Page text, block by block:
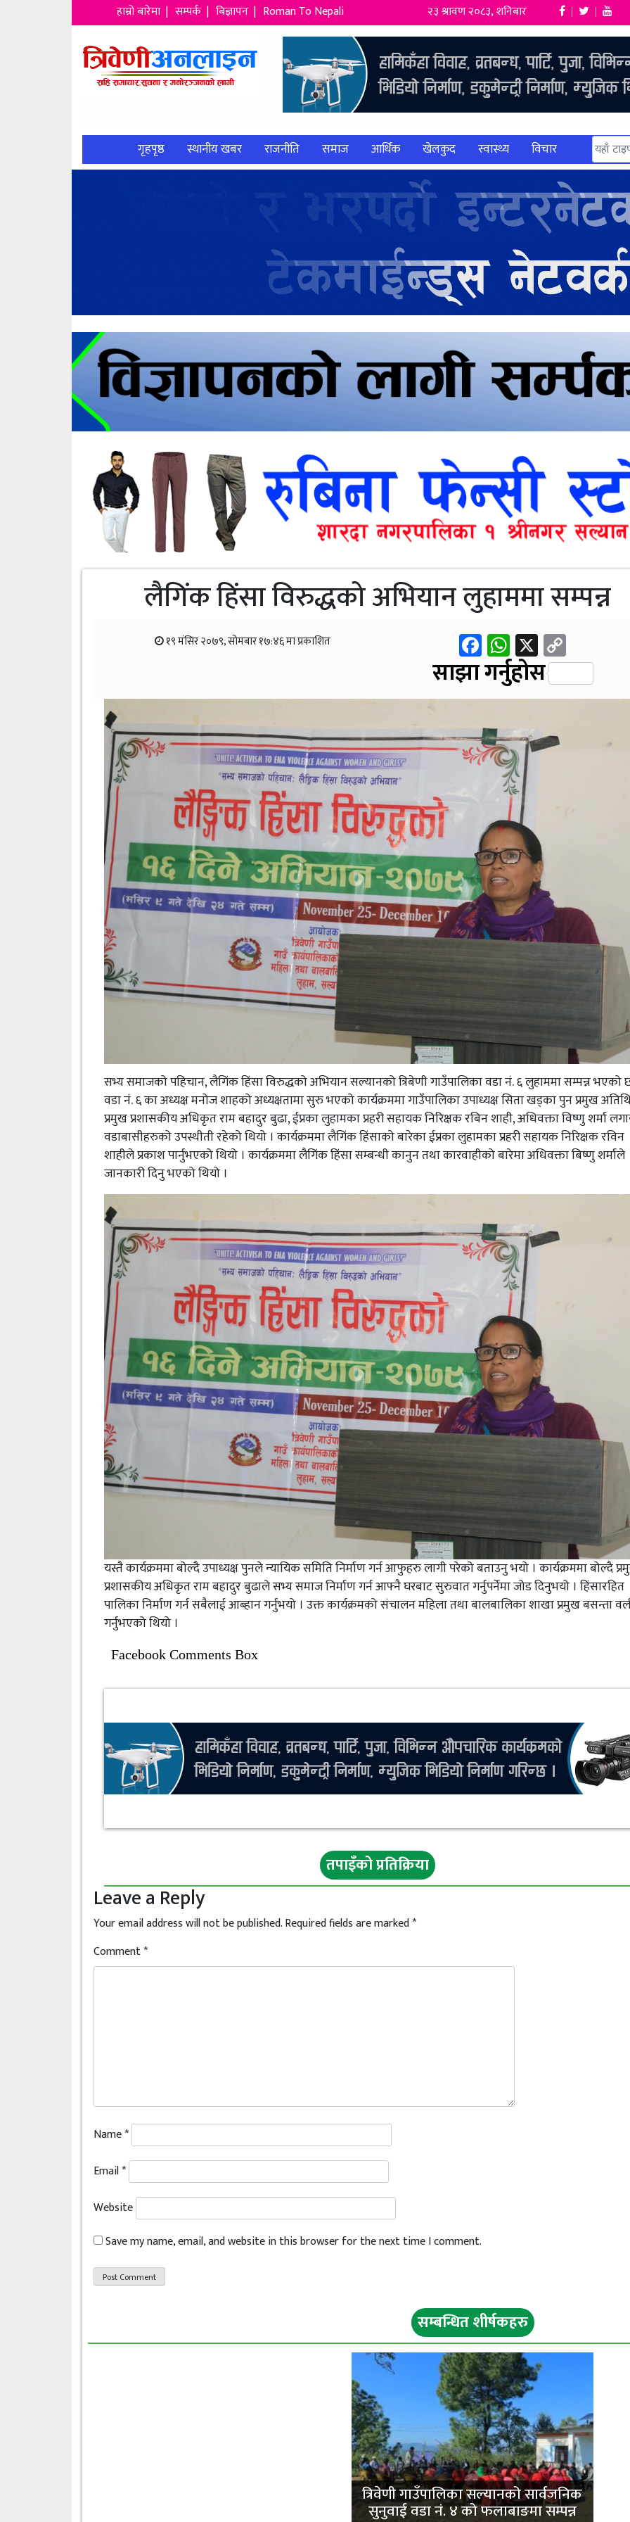
हाम्रो बारेमा | सम्पर्क | बिज्ञापन | Roman To Nepali २३ श्रावण २०८३, शनिबार | |
गृहपृष्ठ स्थानीय खबर राजनीति समाज आर्थिक खेलकुद स्वास्थ्य विचार
लैगिंक हिंसा विरुद्धको अभियान लुहाममा सम्पन्न
१९ मंसिर २०७९, सोमबार १७:४६ मा प्रकाशित Facebook
WhatsApp
X
Link
साझा गर्नुहोस
सभ्य समाजको पहिचान, लैगिंक हिंसा विरुद्धको अभियान सल्यानको त्रिबेणी गाउँपालिका वडा नं. ६ लुहाममा सम्पन्न भएको
वडा नं. ६ का अध्यक्ष मनोज शाहको अध्यक्षतामा सुरु भएको कार्यक्रममा गाउँपालिका उपाध्यक्ष सिता खड्का पुन प्रमुख
प्रमुख प्रशासकीय अधिकृत राम बहादुर बुढा, ईप्रका लुहामका प्रहरी सहायक निरिक्षक रबिन शाही, अधिवक्ता विष्णु शर्मा
वडाबासीहरुको उपस्थीती रहेको थियो । कार्यक्रममा लैगिंक हिंसाको बारेका ईप्रका लुहामका प्रहरी सहायक निरिक्षक रविन
शाहीले प्रकाश पार्नुभएको थियो । कार्यक्रममा लैगिंक हिंसा सम्बन्धी कानुन तथा कारवाहीको बारेमा अधिवक्ता बिष्णु शर्माले
जानकारी दिनु भएको थियो ।
यस्तै कार्यक्रममा बोल्दै उपाध्यक्ष पुनले न्यायिक समिति निर्माण गर्न आफुहरु लागी परेको बताउनु भयो । कार्यक्रममा बोल्दै
प्रशासकीय अधिकृत राम बहादुर बुढाले सभ्य समाज निर्माण गर्न आफ्नै घरबाट सुरुवात गर्नुपर्नेमा जोड दिनुभयो । हिंसारहित
पालिका निर्माण गर्न सबैलाई आब्हान गर्नुभयो । उक्त कार्यक्रमको संचालन महिला तथा बालबालिका शाखा प्रमुख बसन्ता
गर्नुभएको थियो ।
Facebook Comments Box
तपाइँको प्रतिक्रिया
Leave a Reply
Your email address will not be published.Required fields are marked*
Comment*
Name*
Email*
Website
Save my name, email, and website in this browser for the next time I comment.
सम्बन्धित शीर्षकहरु
छत्रेश्वरीलाई हराउँदै त्रिबेणी २१ रनले विजयी
त्रिवेणी गाउँपालिका सल्यानको सार्वजनिक
सुनुवाई वडा नं. ४ को फलाबाङमा सम्पन्न